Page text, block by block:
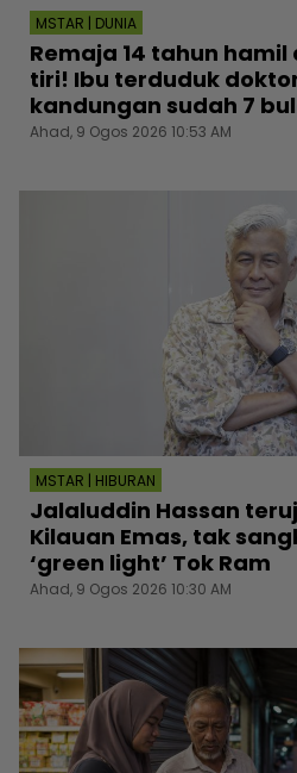
MSTAR | DUNIA
Remaja 14 tahun
tiri! Ibu terduduk
kandungan sudah 7
Ahad, 9 Ogos 2026 10:53 AM
MSTAR | HIBURAN
Jalaluddin Hassan
Kilauan Emas, tak
‘green light’ Tok Ram
Ahad, 9 Ogos 2026 10:30 AM